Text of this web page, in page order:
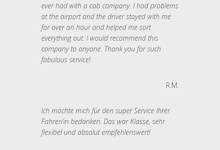
ever had with a cab company. I had problems
at the airport and the driver stayed with me
for over an hour and helped me sort
everything out. I would recommend this
company to anyone. Thank you for such
fabulous service!
R.M.
Ich möchte mich für den super Service Ihrer
Fahrer/in bedanken. Das war Klasse, sehr
flexibel und absolut empfehlenswert!